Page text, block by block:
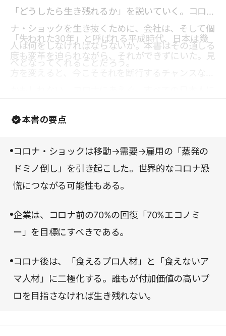
「どうしたら生き残れるか」を説いていく。コロ
ナ・ショックを生き抜くために、会社は、そして個
人は何をしなければならないか。本書はその道しる
べとなってくれることだろう。
「失われた30年」と呼ばれる平成時代、日本は幾
度も変革を迫られながら、それができずにいた。見
本書の要点
コロナ・ショックは移動→需要→雇用の「蒸発の
ドミノ倒し」を引き起こした。世界的なコロナ恐
慌につながる可能性もある。
企業は、コロナ前の70%の回復「70%エコノミ
ー」を目標にすべきである。
コロナ後は、「食えるプロ人材」と「食えないア
マ人材」に二極化する。誰もが付加価値の高いプ
ロを目指さなければ生き残れない。